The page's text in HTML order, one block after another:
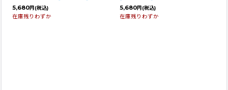
5,680円 (税込)
在庫残りわずか
5,680円 (税込)
在庫残りわずか